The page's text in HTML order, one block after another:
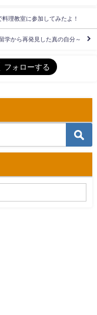
理教室に参加してみたよ！
学から再発見した真の自分～